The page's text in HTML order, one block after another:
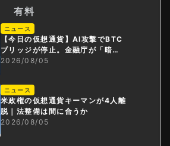
有料
ニュース
【今日の仮想通貨】AI攻撃でBTC
ブリッジが停止。金融庁が「暗号
資産・ステーブルコイン課」新設
2026/08/05
ニュース
米政権の仮想通貨キーマンが4人離
脱｜法整備は間に合うか
2026/08/05